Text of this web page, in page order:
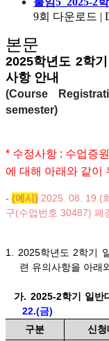
9회 다운로드 |
본문
2025학년도 2학
사항 안내
(Course
semester)
* 수정사항 : 수업증
에 대해 아래와 같이
- (예시) 2025. 08. 19.(
구(수업번호 30487) 폐
1. 2025학년도 2학기
련 유의사항을 아래
가. 2025-2학기 일반
22.(금)
구분
신청